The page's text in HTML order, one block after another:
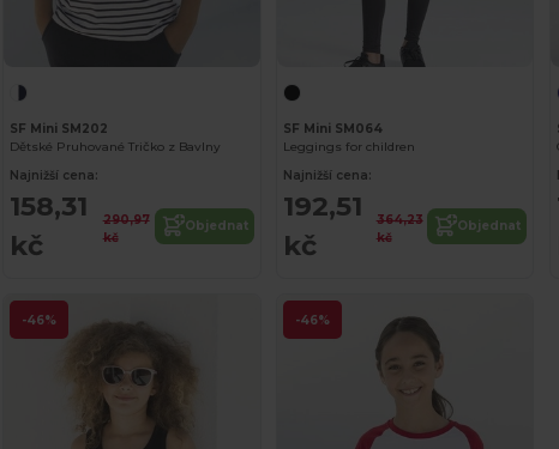
SF Mini SM202
Dětské Pruhované Tričko z Bavlny
Najnižší cena:
158,31
kč
290,97
kč
Objednat
SF Mini SM064
Leggings for children
Najnižší cena:
192,51
kč
364,23
kč
Objednat
-46% -46%